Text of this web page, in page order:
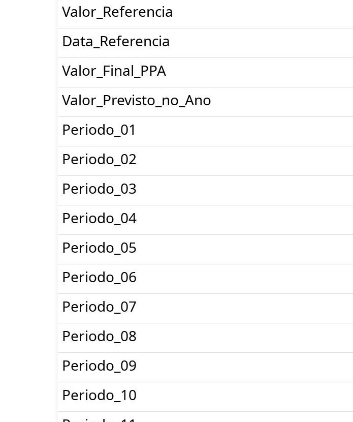
Valor_Referencia
Data_Referencia
Valor_Final_PPA
Valor_Previsto_no_Ano
Periodo_01
Periodo_02
Periodo_03
Periodo_04
Periodo_05
Periodo_06
Periodo_07
Periodo_08
Periodo_09
Periodo_10